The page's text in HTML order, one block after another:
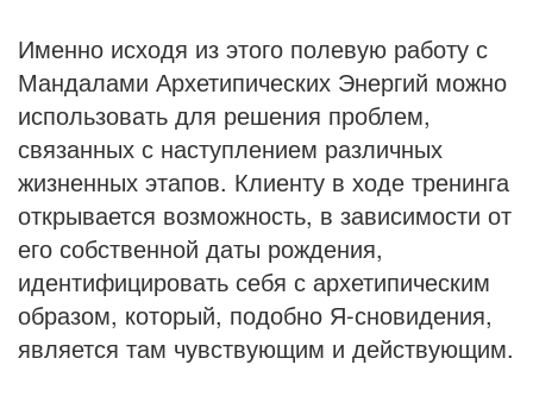
Именно исходя из этого полевую работу с
Мандалами Архетипических Энергий можно
использовать для решения проблем,
связанных с наступлением различных
жизненных этапов. Клиенту в ходе тренинга
открывается возможность, в зависимости от
его собственной даты рождения,
идентифициро­вать себя с архетипическим
образом, который, подобно Я-сновидения,
является там чувствующим и действующим.